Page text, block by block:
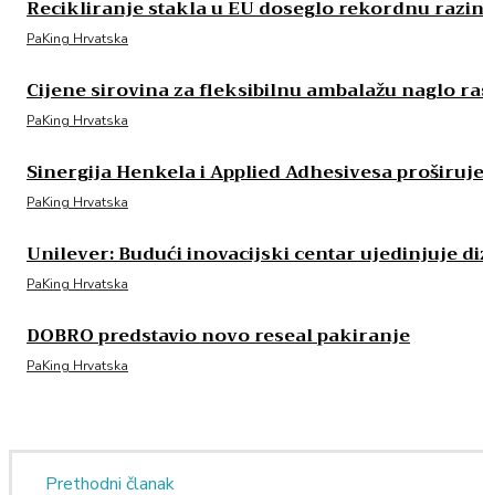
Recikliranje stakla u EU doseglo rekordnu
PaKing Hrvatska
Cijene sirovina za fleksibilnu ambalažu naglo
PaKing Hrvatska
Sinergija Henkela i Applied Adhesivesa
PaKing Hrvatska
Unilever: Budući inovacijski centar ujedinjuje
PaKing Hrvatska
DOBRO predstavio novo reseal pakiranje
PaKing Hrvatska
Prethodni članak